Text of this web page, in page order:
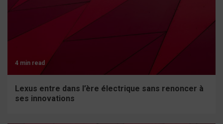
4 min read
Lexus entre dans l’ère électrique sans renoncer à
ses innovations